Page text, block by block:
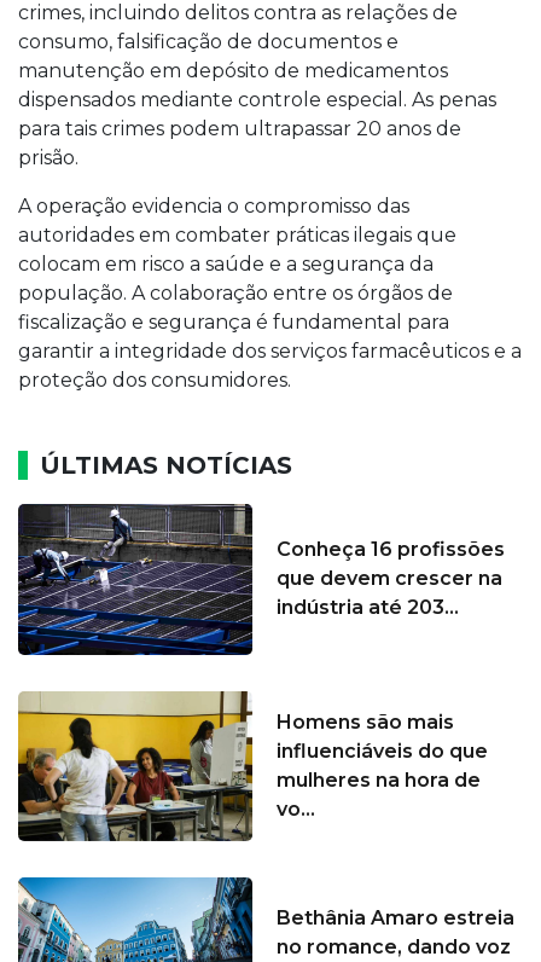
crimes, incluindo delitos contra as relações de
consumo, falsificação de documentos e
manutenção em depósito de medicamentos
dispensados mediante controle especial. As penas
para tais crimes podem ultrapassar 20 anos de
prisão.
A operação evidencia o compromisso das
autoridades em combater práticas ilegais que
colocam em risco a saúde e a segurança da
população. A colaboração entre os órgãos de
fiscalização e segurança é fundamental para
garantir a integridade dos serviços farmacêuticos e a
proteção dos consumidores.
ÚLTIMAS NOTÍCIAS
Conheça 16 profissões
que devem crescer na
indústria até 203...
Homens são mais
influenciáveis do que
mulheres na hora de
vo...
Bethânia Amaro estreia
no romance, dando voz